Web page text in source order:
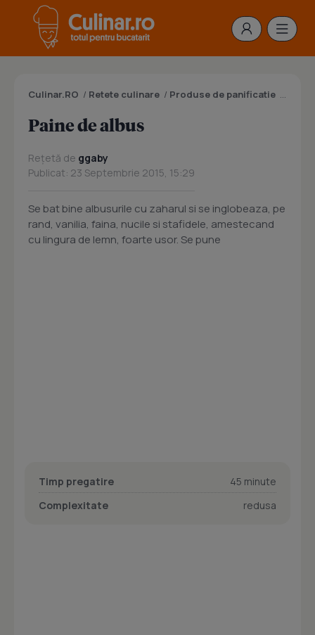
Culinar.RO / Retete culinare / Produse de panificatie
Paine de albus
Rețetă de ggaby
Publicat: 23 Septembrie 2015, 15:29
Se bat bine albusurile cu zaharul si se inglobeaza, pe
rand, vanilia, faina, nucile si stafidele, amestecand
cu lingura de lemn, foarte usor. Se pune
Timp pregatire
45 minute
Complexitate
redusa